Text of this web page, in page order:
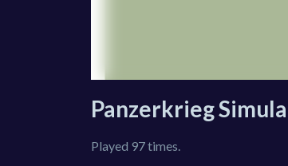
Panzerkrieg
Played 97 times.